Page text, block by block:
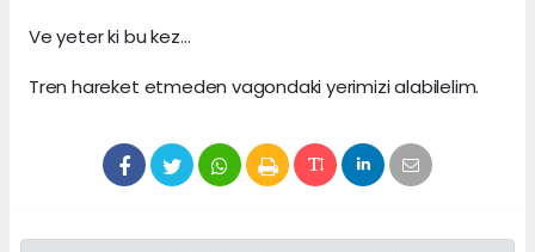
Ve yeter ki bu kez…
Tren hareket etmeden vagondaki yerimizi alabilelim.